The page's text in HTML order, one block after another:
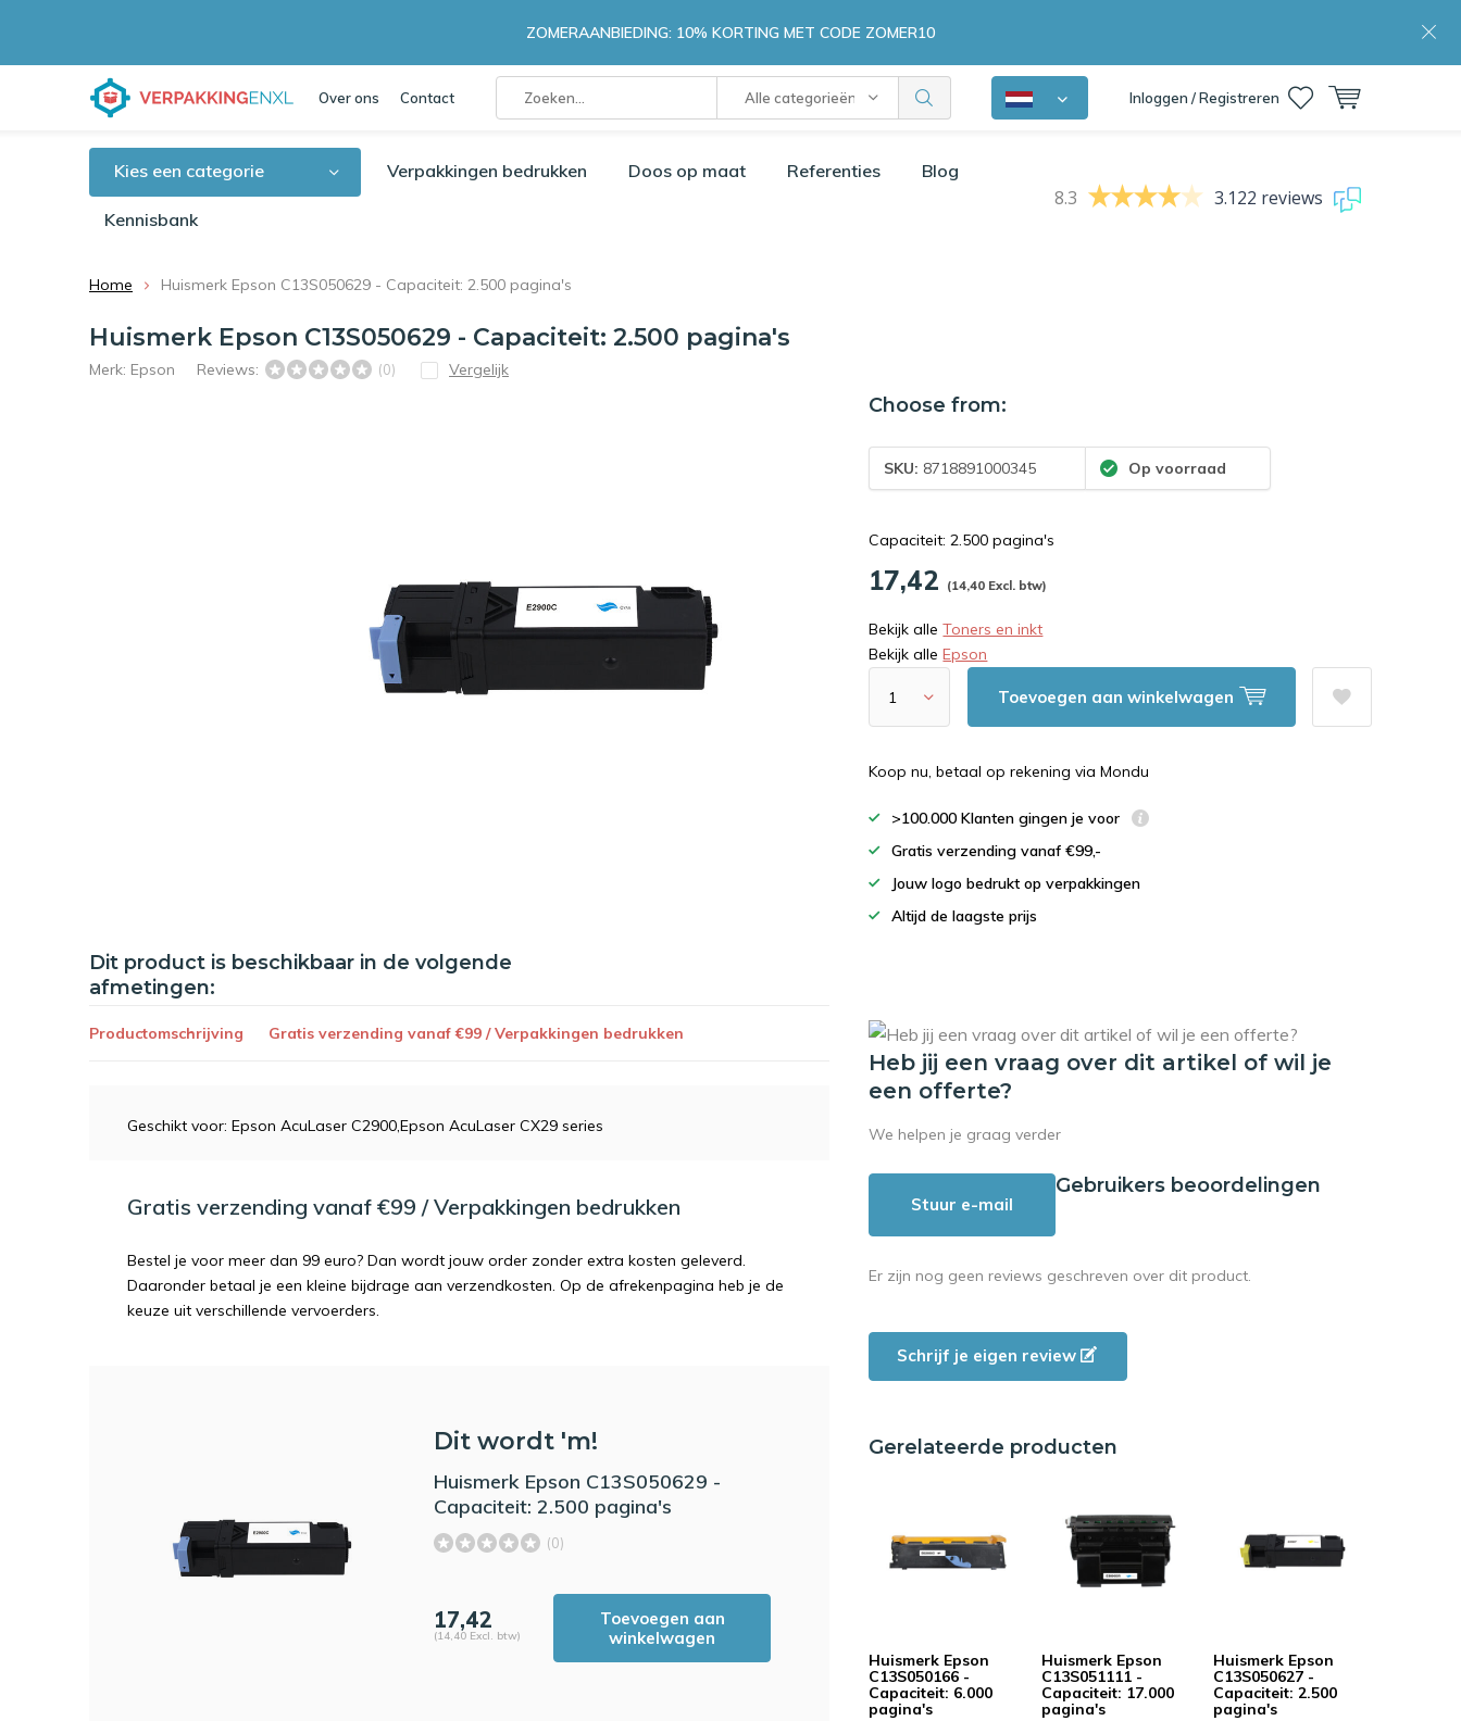
Over ons Contact Alle categorieën Inloggen / Registreren
ZOMERAANBIEDING: 10% KORTING MET CODE ZOMER10
Kies een categorie Verpakkingen bedrukken Doos op maat Referenties Blog
Kennisbank
8.3 3.122 reviews
Home Huismerk Epson C13S050629 - Capaciteit: 2.500 pagina's
Huismerk Epson C13S050629 - Capaciteit: 2.500 pagina's
Merk: Epson Reviews: (0) Vergelijk
Choose from:
SKU: 8718891000345 Op voorraad
Capaciteit: 2.500 pagina's
17,42 (14,40 Excl. btw)
Bekijk alleToners en inkt
Bekijk alleEpson
Toevoegen aan winkelwagen
Koop nu, betaal op rekening via Mondu
>100.000 Klanten gingen je voor
Gratis verzending vanaf €99,-
Jouw logo bedrukt op verpakkingen
Altijd de laagste prijs
Dit product is beschikbaar in de volgende
afmetingen:
Productomschrijving Gratis verzending vanaf €99 / Verpakkingen bedrukken
Geschikt voor: Epson AcuLaser C2900,Epson AcuLaser CX29 series
Gratis verzending vanaf €99 / Verpakkingen bedrukken
Bestel je voor meer dan 99 euro? Dan wordt jouw order zonder extra kosten geleverd.
Daaronder betaal je een kleine bijdrage aan verzendkosten. Op de afrekenpagina heb je de
keuze uit verschillende vervoerders.
Dit wordt 'm!
Huismerk Epson C13S050629 -
Capaciteit: 2.500 pagina's
(0)
17,42
(14,40 Excl. btw)
Toevoegen aan
winkelwagen
Heb jij een vraag over dit artikel of wil je
een offerte?
We helpen je graag verder
Stuur e-mail
Gebruikers beoordelingen
Er zijn nog geen reviews geschreven over dit product.
Schrijf je eigen review
Gerelateerde producten
Huismerk Epson
C13S050166 -
Capaciteit: 6.000
pagina's
Huismerk Epson
C13S051111 -
Capaciteit: 17.000
pagina's
Huismerk Epson
C13S050627 -
Capaciteit: 2.500
pagina's